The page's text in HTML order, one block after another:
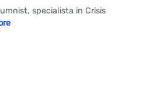
specialista in Crisis